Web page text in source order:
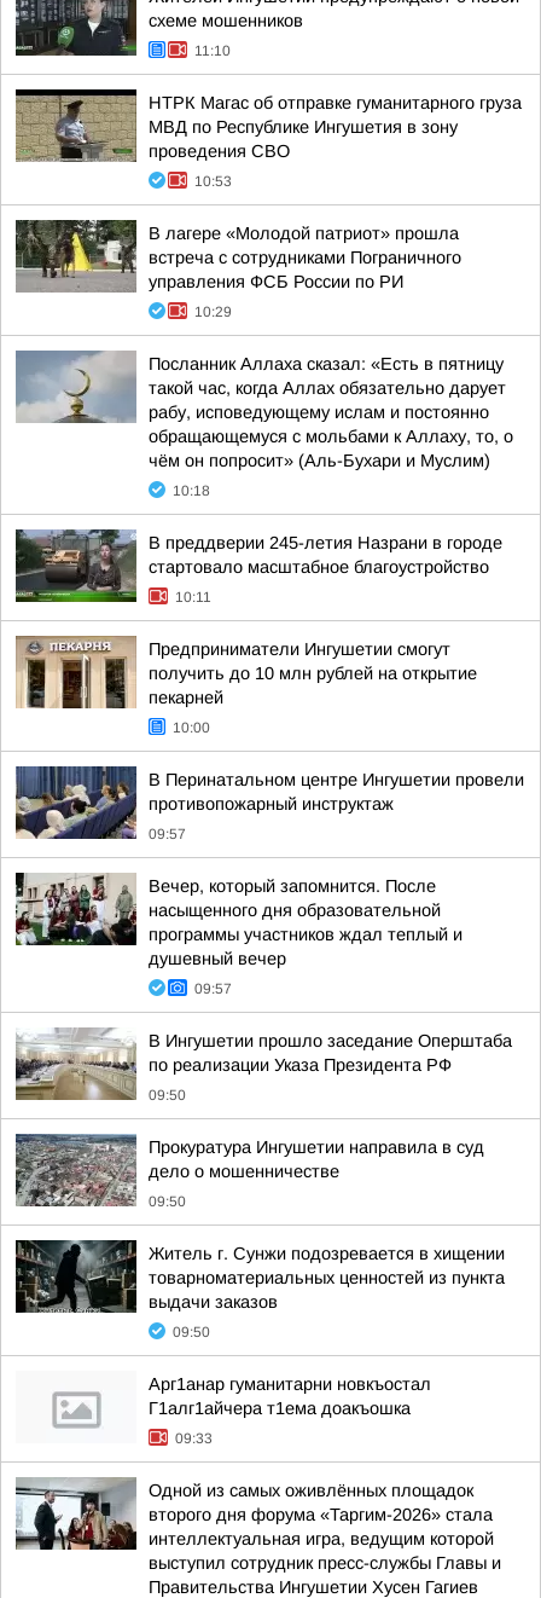
схеме мошенников
11:10
НТРК Магас об отправке гуманитарного груза
МВД по Республике Ингушетия в зону
проведения СВО
10:53
В лагере «Молодой патриот» прошла
встреча с сотрудниками Пограничного
управления ФСБ России по РИ
10:29
Посланник Аллаха сказал: «Есть в пятницу
такой час, когда Аллах обязательно дарует
рабу, исповедующему ислам и постоянно
обращающемуся с мольбами к Аллаху, то, о
чём он попросит» (Аль-Бухари и Муслим)
10:18
В преддверии 245-летия Назрани в городе
стартовало масштабное благоустройство
10:11
Предприниматели Ингушетии смогут
получить до 10 млн рублей на открытие
пекарней
10:00
В Перинатальном центре Ингушетии провели
противопожарный инструктаж
09:57
Вечер, который запомнится. После
насыщенного дня образовательной
программы участников ждал теплый и
душевный вечер
09:57
В Ингушетии прошло заседание Оперштаба
по реализации Указа Президента РФ
09:50
Прокуратура Ингушетии направила в суд
дело о мошенничестве
09:50
Житель г. Сунжи подозревается в хищении
товарноматериальных ценностей из пункта
выдачи заказов
09:50
Арг1анар гуманитарни новкъостал
Г1алг1айчера т1ема доакъошка
09:33
Одной из самых оживлённых площадок
второго дня форума «Таргим-2026» стала
интеллектуальная игра, ведущим которой
выступил сотрудник пресс-службы Главы и
Правительства Ингушетии Хусен Гагиев